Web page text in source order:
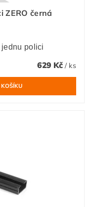
ZERO černá
polici
629 Kč / ks